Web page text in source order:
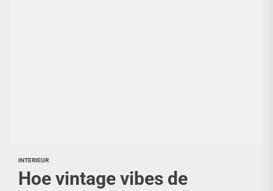
INTERIEUR
Hoe vintage vibes de